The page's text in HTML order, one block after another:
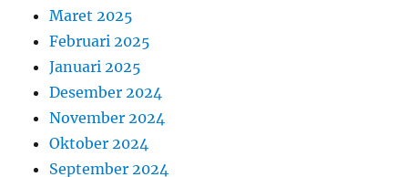
Maret 2025
Februari 2025
Januari 2025
Desember 2024
November 2024
Oktober 2024
September 2024